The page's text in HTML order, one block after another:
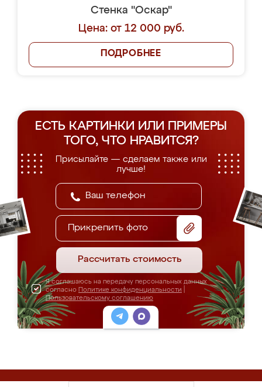
Стенка "Оскар"
Цена: от 12 000 руб.
ПОДРОБНЕЕ
ЕСТЬ КАРТИНКИ ИЛИ ПРИМЕРЫ
ТОГО, ЧТО НРАВИТСЯ?
Присылайте — сделаем также или
лучше!
Прикрепить фото
Рассчитать стоимость
Я соглашаюсь на передачу персональных данных
согласно Политике конфиденциальности
Пользовательскому соглашению